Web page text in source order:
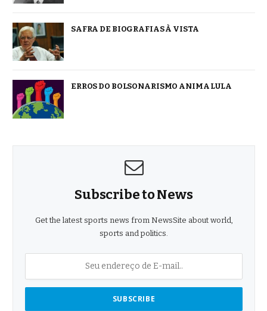
SAFRA DE BIOGRAFIAS À VISTA
ERROS DO BOLSONARISMO ANIMA LULA
Subscribe to News
Get the latest sports news from NewsSite about world,
sports and politics.